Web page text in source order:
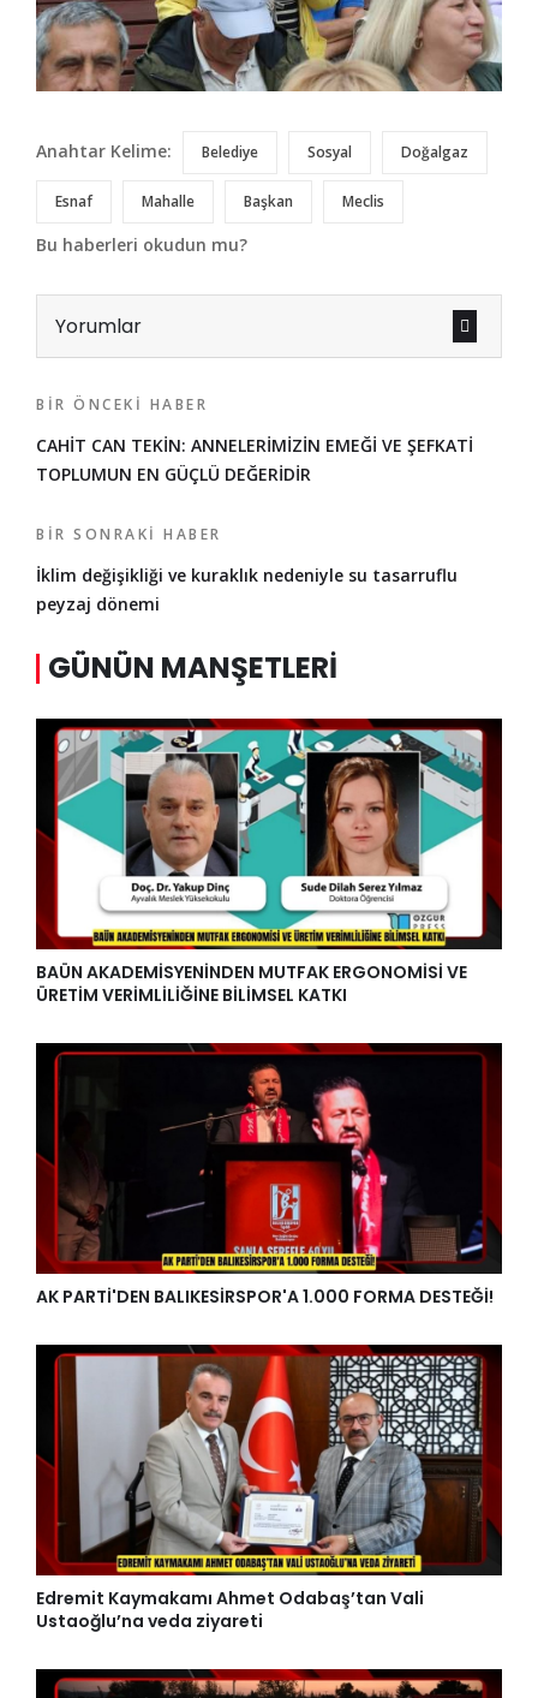
Anahtar Kelime: Belediye Sosyal Doğalgaz
Esnaf Mahalle Başkan Meclis
Bu haberleri okudun mu?
Yorumlar
BIR ÖNCEKI HABER
CAHİT CAN TEKİN: ANNELERİMİZİN EMEĞİ VE ŞEFKATİ
TOPLUMUN EN GÜÇLÜ DEĞERİDİR
BIR SONRAKI HABER
İklim değişikliği ve kuraklık nedeniyle su tasarruflu
peyzaj dönemi
GÜNÜN MANŞETLERI
BAÜN AKADEMİSYENİNDEN MUTFAK ERGONOMİSİ VE
ÜRETİM VERİMLİLİĞİNE BİLİMSEL KATKI
AK PARTİ'DEN BALIKESİRSPOR'A 1.000 FORMA DESTEĞİ!
Edremit Kaymakamı Ahmet Odabaş’tan Vali
Ustaoğlu’na veda ziyareti